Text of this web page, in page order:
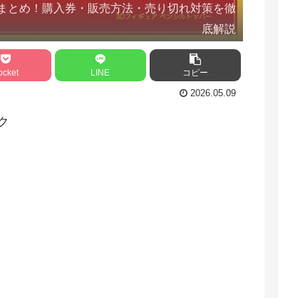
とめ！購入券・販売方法・売り切れ対策を徹
底解説
LINE コピー
2026.05.09